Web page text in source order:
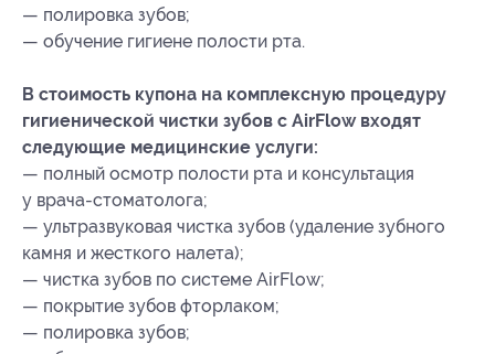
— полировка зубов;
— обучение гигиене полости рта.
В стоимость купона на комплексную процедуру
гигиенической чистки зубов с AirFlow входят
следующие медицинские услуги:
— полный осмотр полости рта и консультация
у врача-стоматолога;
— ультразвуковая чистка зубов (удаление зубного
камня и жесткого налета);
— чистка зубов по системе AirFlow;
— покрытие зубов фторлаком;
— полировка зубов;